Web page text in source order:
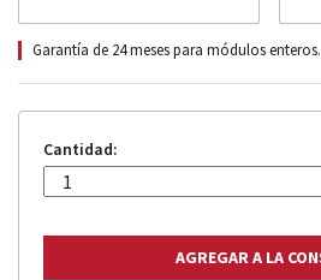
Garantía de 24 meses para módulos enteros.
Cantidad: